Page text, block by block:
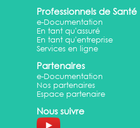
Professionnels de Santé
e-Documentation
En tant qu'assuré
En tant qu'entreprise
Services en ligne
Partenaires
e-Documentation
Nos partenaires
Espace partenaire
Nous suivre